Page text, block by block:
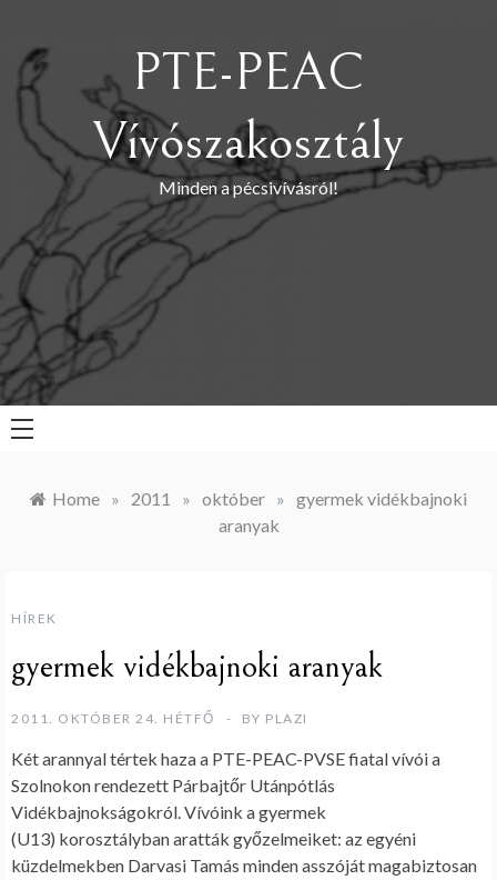
content
PTE-PEAC
Vívószakosztály
Minden a pécsivívásról!
Home » 2011 » október » gyermek vidékbajnoki
aranyak
HÍREK
gyermek vidékbajnoki aranyak
2011. OKTÓBER 24. HÉTFŐ BY PLAZI
Két arannyal tértek haza a PTE-PEAC-PVSE fiatal vívói a
Szolnokon rendezett Párbajtőr Utánpótlás
Vidékbajnokságokról. Vívóink a gyermek
(U13) korosztályban aratták győzelmeiket: az egyéni
küzdelmekben Darvasi Tamás minden asszóját magabiztosan